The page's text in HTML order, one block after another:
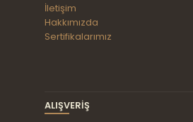
İletişim
Hakkımızda
Sertifikalarımız
ALIŞVERIŞ